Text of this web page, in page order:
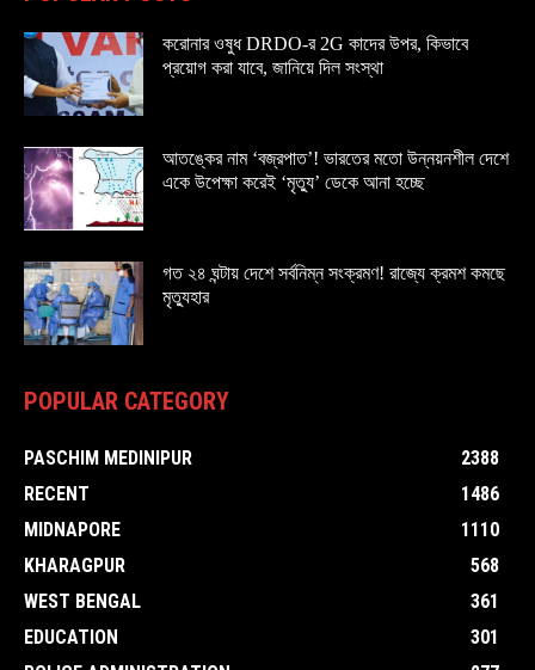
করোনার ওষুধ DRDO-র 2G কাদের উপর, কিভাবে
প্রয়োগ করা যাবে, জানিয়ে দিল সংস্থা
আতঙ্কের নাম ‘বজ্রপাত’! ভারতের মতো উন্নয়নশীল দেশে
একে উপেক্ষা করেই ‘মৃত্যু’ ডেকে আনা হচ্ছে
গত ২৪ ঘন্টায় দেশে সর্বনিম্ন সংক্রমণ! রাজ্যে ক্রমশ কমছে
মৃত্যুহার
POPULAR CATEGORY
PASCHIM MEDINIPUR
2388
RECENT
1486
MIDNAPORE
1110
KHARAGPUR
568
WEST BENGAL
361
EDUCATION
301